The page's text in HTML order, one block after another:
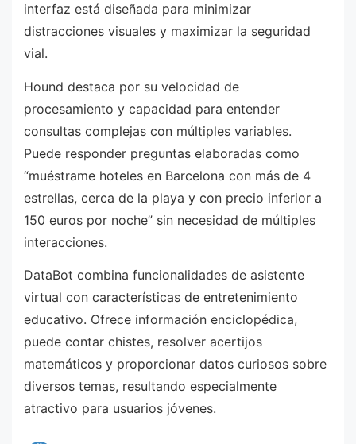
interfaz está diseñada para minimizar
distracciones visuales y maximizar la seguridad
vial.
Hound destaca por su velocidad de
procesamiento y capacidad para entender
consultas complejas con múltiples variables.
Puede responder preguntas elaboradas como
“muéstrame hoteles en Barcelona con más de 4
estrellas, cerca de la playa y con precio inferior a
150 euros por noche” sin necesidad de múltiples
interacciones.
DataBot combina funcionalidades de asistente
virtual con características de entretenimiento
educativo. Ofrece información enciclopédica,
puede contar chistes, resolver acertijos
matemáticos y proporcionar datos curiosos sobre
diversos temas, resultando especialmente
atractivo para usuarios jóvenes.